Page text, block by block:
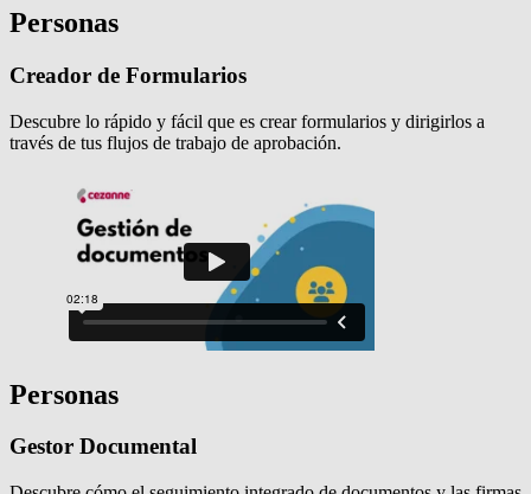
Personas
Creador de Formularios
Descubre lo rápido y fácil que es crear formularios y dirigirlos a
través de tus flujos de trabajo de aprobación.
Personas
Gestor Documental